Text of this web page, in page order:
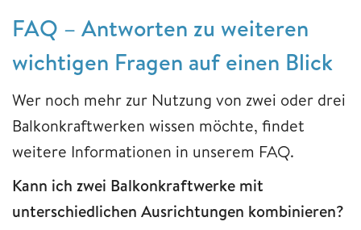
FAQ – Antworten zu weiteren
wichtigen Fragen auf einen Blick
Wer noch mehr zur Nutzung von zwei oder drei
Balkonkraftwerken wissen möchte, findet
weitere Informationen in unserem FAQ.
Kann ich zwei Balkonkraftwerke mit
unterschiedlichen Ausrichtungen kombinieren?